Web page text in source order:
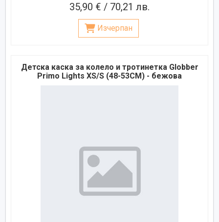
35,90 € / 70,21 лв.
Изчерпан
Детска каска за колело и тротинетка Globber
Primo Lights XS/S (48-53CM) - бежова